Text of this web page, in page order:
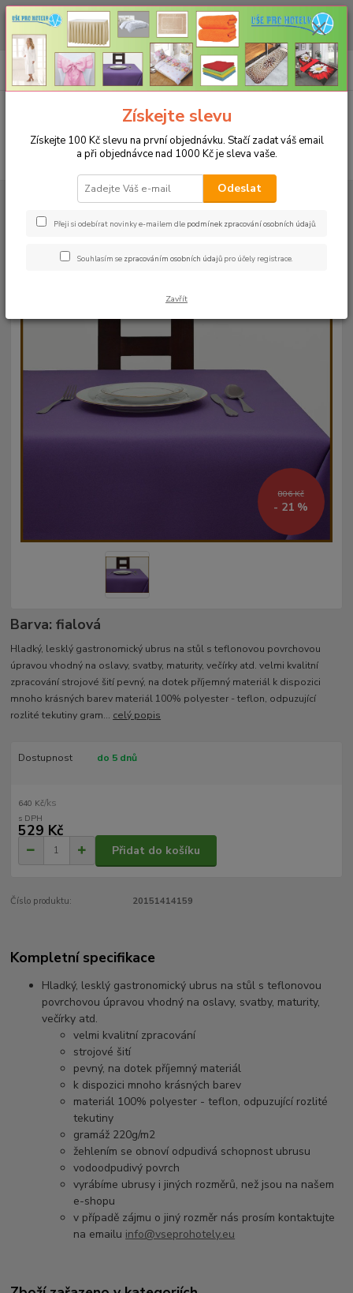
CHCETE NAKOUPIT VĚTŠÍ MNOŽSTVÍ NAŠICH PRODUKTŮ ZA LEPŠÍ
CENU? Klikněte ZDE
CZK
+420 773 794 023
Pondělí-pátek 9-16 hodin
0ks
za0 Kč
UBRUSY
Luxusní ubrusy Atlas-Rodos s vodoodpudivou úpravou
Ubrus ATLAS 120x220cm fialový
806 Kč
- 21 %
Barva: fialová
Hladký, lesklý gastronomický ubrus na stůl s teflonovou povrchovou
úpravou vhodný na oslavy, svatby, maturity, večírky atd. velmi kvalitní
zpracování strojové šití pevný, na dotek příjemný materiál k dispozici
mnoho krásných barev materiál 100% polyester - teflon, odpuzující
rozlité tekutiny gram... celý popis
Dostupnost do 5 dnů
640 Kč/ks
529 Kč
Přidat do košíku
Číslo produktu: 20151414159
Kompletní specifikace
Hladký, lesklý gastronomický ubrus na stůl s teflonovou
povrchovou úpravou vhodný na oslavy, svatby, maturity,
večírky atd.
velmi kvalitní zpracování
strojové šití
pevný, na dotek příjemný materiál
k dispozici mnoho krásných barev
materiál 100% polyester - teflon, odpuzující rozlité
tekutiny
gramáž 220g/m2
žehlením se obnoví odpudivá schopnost ubrusu
vodoodpudivý povrch
vyrábíme ubrusy i jiných rozměrů, než jsou na našem
e-shopu
v případě zájmu o jiný rozměr nás prosím kontaktujte
na emailu info@vseprohotely.eu
Získejte slevu
Získejte 100 Kč slevu na první objednávku. Stačí zadat váš email
a při objednávce nad 1000 Kč je sleva vaše.
Odeslat
Přeji si odebírat novinky e-mailem dle podmínek zpracování osobních údajů.
Souhlasím se zpracováním osobních údajů pro účely registrace.
Zavřít